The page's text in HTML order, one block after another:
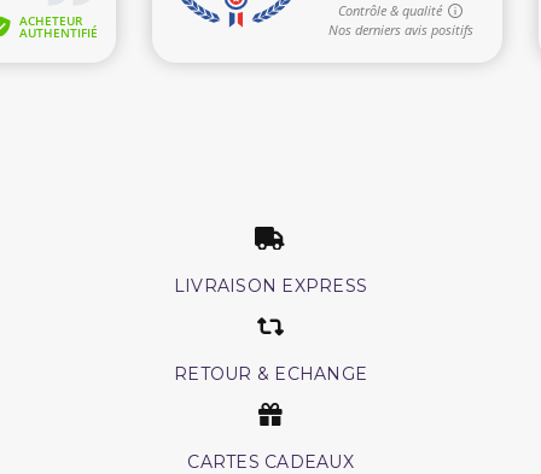
LIVRAISON EXPRESS
RETOUR & ECHANGE
CARTES CADEAUX